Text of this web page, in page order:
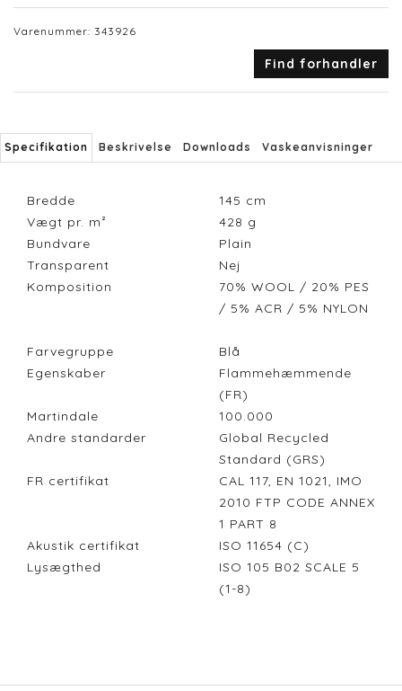
Varenummer: 343926
Find forhandler
Specifikation Beskrivelse Downloads Vaskeanvisninger
Bredde 145 cm
Vægt pr. m²
428 g
Bundvare
Plain
Transparent
Nej
Komposition
70% WOOL / 20% PES
/ 5% ACR / 5% NYLON
Farvegruppe
Blå
Egenskaber
Flammehæmmende
(FR)
Martindale
100.000
Andre standarder
Global Recycled
Standard (GRS)
FR certifikat
CAL 117, EN 1021, IMO
2010 FTP CODE ANNEX
1 PART 8
Akustik certifikat
ISO 11654 (C)
Lysægthed
ISO 105 B02 SCALE 5
(1-8)